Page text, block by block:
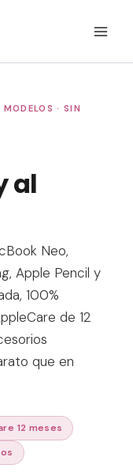
· SIN
al
Neo,
Apple Pencil y
100%
de 12
que en
12 meses